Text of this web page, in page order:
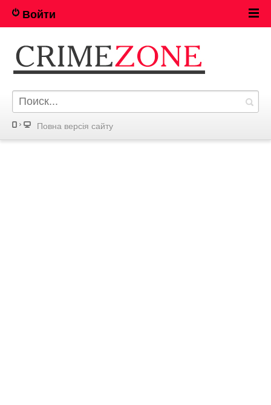
Войти
Повна версія сайту